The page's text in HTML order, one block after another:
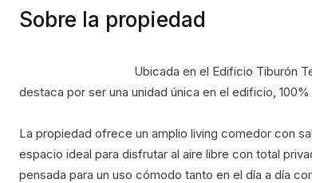
Sobre la propiedad
destaca por ser una unidad única en el edificio,
La propiedad ofrece un amplio living comedor con
espacio ideal para disfrutar al aire libre con total
pensada para un uso cómodo tanto en el día a día